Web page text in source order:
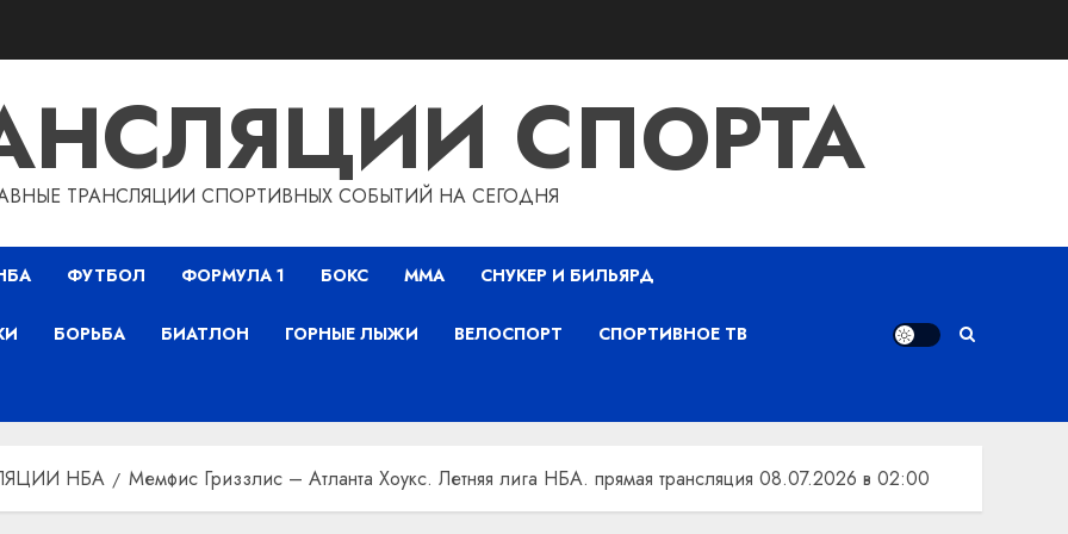
СПОРТА
ТРАНСЛЯЦИИ СПОРТИВНЫХ СОБЫТИЙ НА СЕГОДНЯ
ФУТБОЛ ФОРМУЛА 1 БОКС ММА СНУКЕР И БИЛЬЯРД
БОРЬБА БИАТЛОН ГОРНЫЕ ЛЫЖИ ВЕЛОСПОРТ СПОРТИВНОЕ ТВ
НБА Мемфис Гриззлис – Атланта Хоукс. Летняя лига НБА. прямая трансляция 08.07.2026 в 02:00